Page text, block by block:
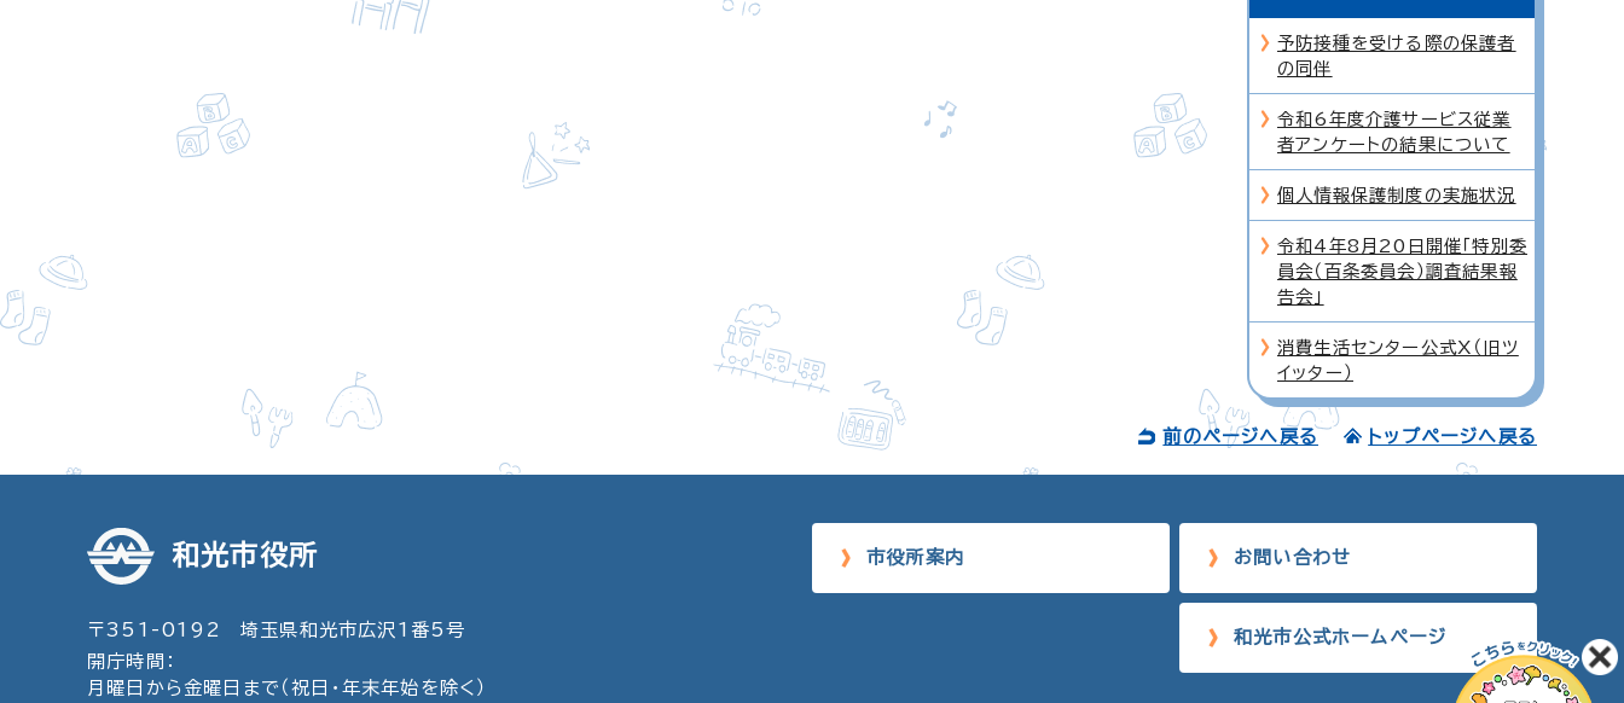
予防接種を受ける際の保護者
の同伴
令和6年度介護サービス従業
者アンケートの結果について
個人情報保護制度の実施状況
令和4年8月20日開催「特別委
員会（百条委員会）調査結果報
告会」
消費生活センター公式X（旧ツ
イッター）
前のページへ戻る トップページへ戻る
和光市役所
〒351-0192 埼玉県和光市広沢1番5号
開庁時間：
月曜日から金曜日まで（祝日・年末年始を除く）
市役所案内 お問い合わせ
和光市公式ホームページ